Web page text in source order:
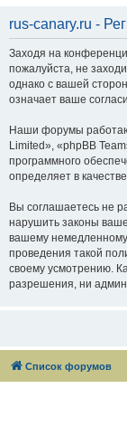
rus-canary.ru -
Заходя на
пожалуйста, не
однако с вашей
означает ваше
Наши форумы
Limited», «phpBB
программного
определяет в
Вы соглашаетесь не
нарушить законы
вашему
проведения такой
своему усмотрению.
разрешения, ни
Список форумов